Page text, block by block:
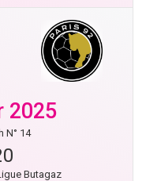
2025
N° 14
Butagaz